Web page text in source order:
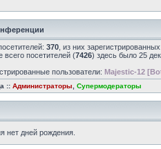
370 , из них
всего посетителей (7426) здесь было 25
пользователи: Majestic-12
:: Администраторы Супермодераторы
нет дней рождения.